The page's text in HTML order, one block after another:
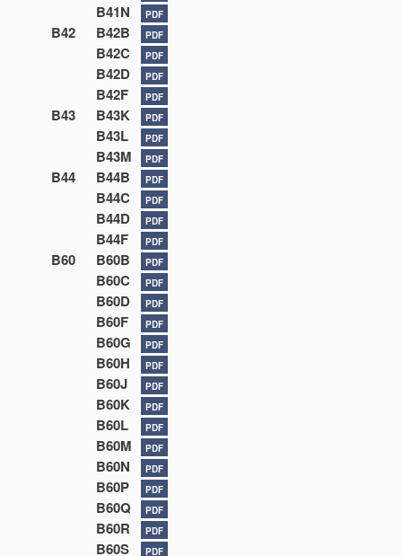
B41N PDF
B42 B42B PDF
B42C PDF
B42D PDF
B42F PDF
B43 B43K PDF
B43L PDF
B43M PDF
B44 B44B PDF
B44C PDF
B44D PDF
B44F PDF
B60 B60B PDF
B60C PDF
B60D PDF
B60F PDF
B60G PDF
B60H PDF
B60J PDF
B60K PDF
B60L PDF
B60M PDF
B60N PDF
B60P PDF
B60Q PDF
B60R PDF
B60S PDF